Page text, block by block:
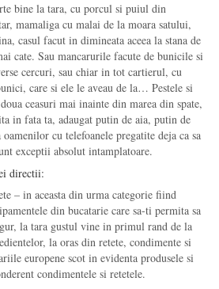
bine la tara, cu porcul si puiul din
mamaliga cu malai de la moara satului,
casul facut in dimineata aceea la stana de
cate. Sau mancarurile facute de bunicile si
cercuri, sau chiar in tot cartierul, cu
care si ele le aveau de la… Pestele si
ceasuri mai inainte din marea din spate,
in fata ta, adaugat putin de aia, putin de
cu telefoanele pregatite deja ca sa
exceptii absolut intamplatoare.
directii:
– in aceasta din urma categorie fiind
din bucatarie care sa-ti permita sa
la tara gustul vine in primul rand de la
la oras din retete, condimente si
europene scot in evidenta produsele si
condimentele si retetele.